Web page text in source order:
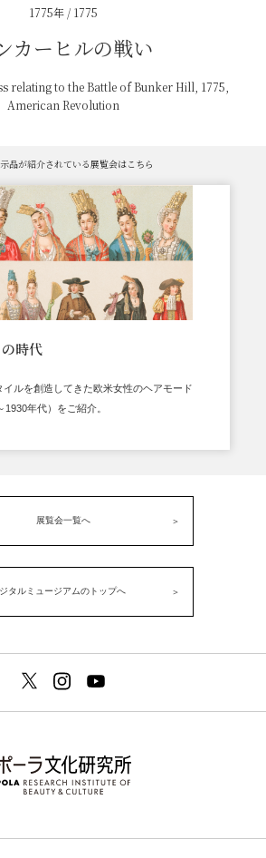
1775年 / 1775
カーヒルの戦い
relating to the Battle of Bunker Hill, 1775,
American Revolution
品が紹介されている展覧会はこちら
時代
イルを創造してきた欧米女性のヘアモード
1930年代）をご紹介。
展覧会一覧へ
タルミュージアムのトップへ